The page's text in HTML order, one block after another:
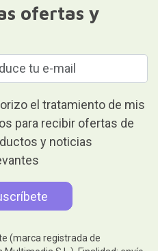
ofertas y
el tratamiento de mis
para recibir ofertas de
y noticias
(marca registrada de